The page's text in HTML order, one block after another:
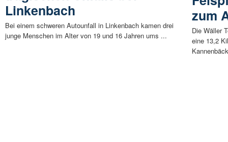
Linkenbach
Bei einem schweren Autounfall in Linkenbach kamen drei
junge Menschen im Alter von 19 und 16 Jahren ums ...
zum
Die Wäller
eine 13,2